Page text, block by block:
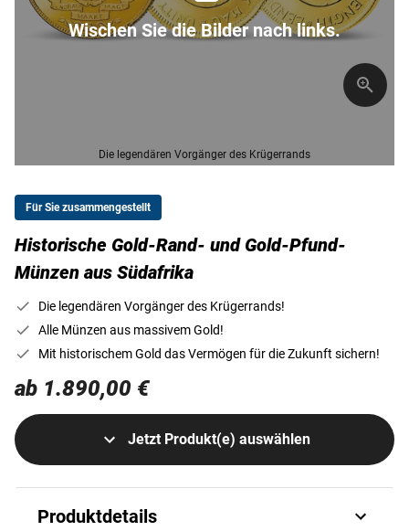
Die legendären Vorgänger des Krügerrands
Wischen Sie die Bilder nach links.
Für Sie zusammengestellt
Historische Gold-Rand- und Gold-Pfund-
Münzen aus Südafrika
Die legendären Vorgänger des Krügerrands!
Alle Münzen aus massivem Gold!
Mit historischem Gold das Vermögen für die Zukunft sichern!
ab 1.890,00 €
Jetzt Produkt(e) auswählen
Produktdetails